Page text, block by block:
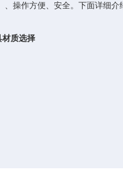
、操作方便、安全。下面详细
质选择